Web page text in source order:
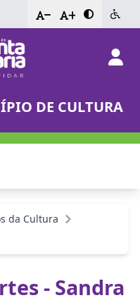
- +
DE CULTURA
da Cultura
- Sandra